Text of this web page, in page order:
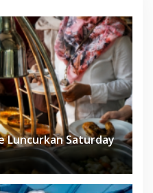
Luncurkan Saturday